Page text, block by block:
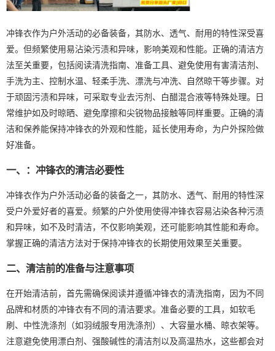
冲锋衣作为户外活动的必备装备，其防水、透气、耐用的特性深受喜
爱。但频繁使用易沾染污渍和异味，影响美观和性能。正确的清洁方
法至关重要，包括阅读清洗指南、准备工具、避免使用有害清洁剂、
手洗为主、控制水温、轻柔手洗、漂洗与冲洗、自然晾干等步骤。对
于顽固污渍和异味，可采取专业去污剂、白醋混合液等特殊处理。日
常维护如及时晾晒、避免摩擦和尖锐物品接触等同样重要。正确的清
洁和保养能保持冲锋衣的外观和性能，延长使用寿命，为户外探险做
好准备。
一、：冲锋衣的清洁必要性
冲锋衣作为户外活动必备的装备之一，其防水、透气、耐用的特性深
受户外爱好者的喜爱。频繁的户外使用使得冲锋衣容易沾染各种污渍
和异味，如不及时清洁，不仅影响美观，还可能影响其性能和寿命。
掌握正确的清洁方法对于保持冲锋衣的长期使用效果至关重要。
二、清洁前的准备与注意事项
在开始清洁前，首先需确保阅读并遵循冲锋衣的清洗指南，因为不同
品牌和材质的冲锋衣有不同的清洁要求。准备必要的工具，如软毛
刷、中性洗涤剂（如羽绒服专用洗涤剂）、大容量水桶、晾衣架等。
注意避免使用漂白剂、强酸碱性的清洁剂以及高温热水，这些都会对